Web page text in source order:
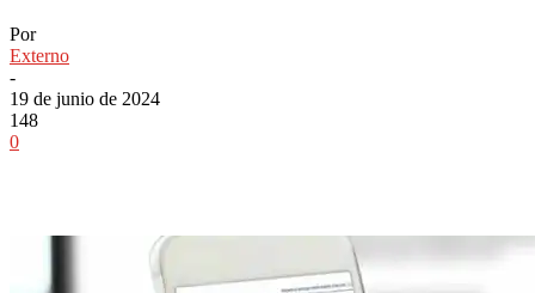
Por
Externo
-
19 de junio de 2024
148
0